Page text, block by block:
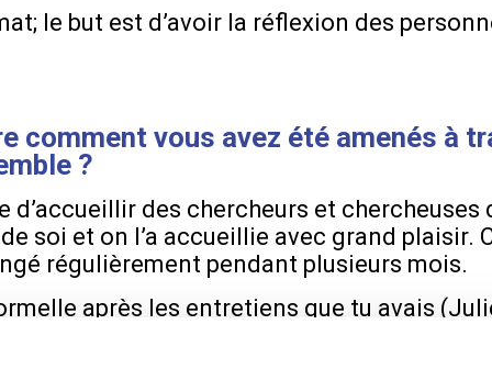
le but est d’avoir la réflexion des
comment vous avez été amenés à
?
d’accueillir des chercheurs et chercheuses
soi et on l’a accueillie avec grand plaisir.
régulièrement pendant plusieurs mois.
après les entretiens que tu avais